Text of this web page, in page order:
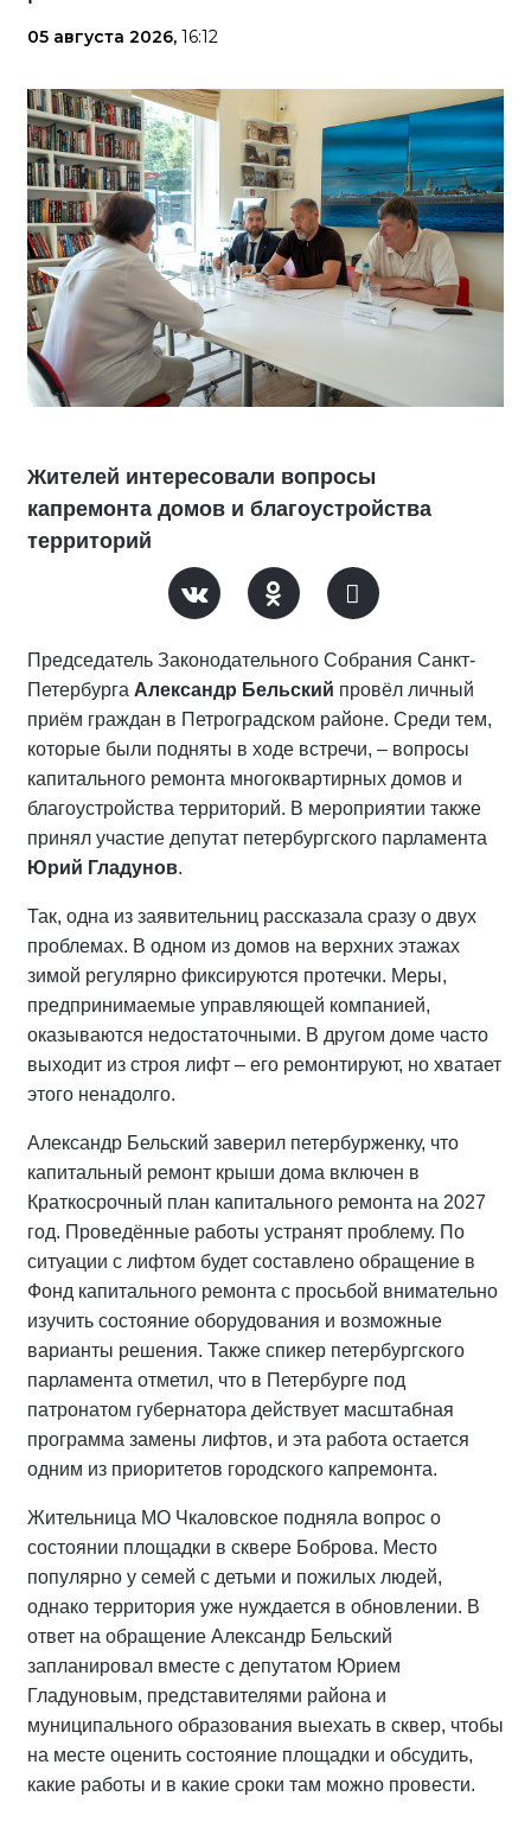
05 августа 2026, 16:12
Жителей интересовали вопросы
капремонта домов и благоустройства
территорий
Председатель Законодательного Собрания Санкт-
Петербурга Александр Бельский провёл личный
приём граждан в Петроградском районе. Среди тем,
которые были подняты в ходе встречи, – вопросы
капитального ремонта многоквартирных домов и
благоустройства территорий. В мероприятии также
принял участие депутат петербургского парламента
Юрий Гладунов.
Так, одна из заявительниц рассказала сразу о двух
проблемах. В одном из домов на верхних этажах
зимой регулярно фиксируются протечки. Меры,
предпринимаемые управляющей компанией,
оказываются недостаточными. В другом доме часто
выходит из строя лифт – его ремонтируют, но хватает
этого ненадолго.
Александр Бельский заверил петербурженку, что
капитальный ремонт крыши дома включен в
Краткосрочный план капитального ремонта на 2027
год. Проведённые работы устранят проблему. По
ситуации с лифтом будет составлено обращение в
Фонд капитального ремонта с просьбой внимательно
изучить состояние оборудования и возможные
варианты решения. Также спикер петербургского
парламента отметил, что в Петербурге под
патронатом губернатора действует масштабная
программа замены лифтов, и эта работа остается
одним из приоритетов городского капремонта.
Жительница МО Чкаловское подняла вопрос о
состоянии площадки в сквере Боброва. Место
популярно у семей с детьми и пожилых людей,
однако территория уже нуждается в обновлении. В
ответ на обращение Александр Бельский
запланировал вместе с депутатом Юрием
Гладуновым, представителями района и
муниципального образования выехать в сквер, чтобы
на месте оценить состояние площадки и обсудить,
какие работы и в какие сроки там можно провести.